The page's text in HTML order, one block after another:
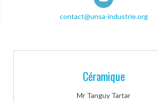
contact@unsa-industrie.org
Céramique
Mr Tanguy Tartar